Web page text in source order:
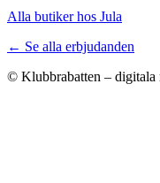
Alla butiker hos Jula
← Se alla erbjudanden
© Klubbrabatten – digitala